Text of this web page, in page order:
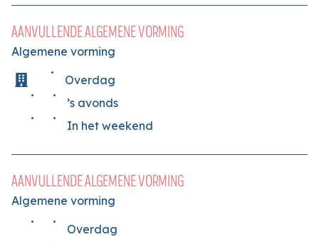
AANVULLENDE ALGEMENE VORMING
Algemene vorming
Overdag
’s avonds
In het weekend
AANVULLENDE ALGEMENE VORMING
Algemene vorming
Overdag